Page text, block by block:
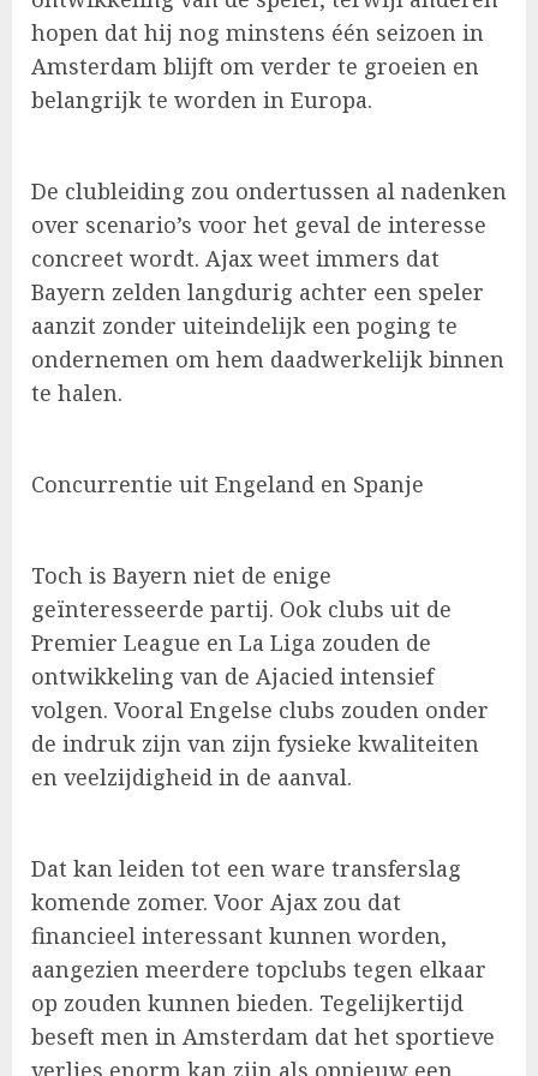
hopen dat hij nog minstens één seizoen in
Amsterdam blijft om verder te groeien en
belangrijk te worden in Europa.
De clubleiding zou ondertussen al nadenken
over scenario’s voor het geval de interesse
concreet wordt. Ajax weet immers dat
Bayern zelden langdurig achter een speler
aanzit zonder uiteindelijk een poging te
ondernemen om hem daadwerkelijk binnen
te halen.
Concurrentie uit Engeland en Spanje
Toch is Bayern niet de enige
geïnteresseerde partij. Ook clubs uit de
Premier League en La Liga zouden de
ontwikkeling van de Ajacied intensief
volgen. Vooral Engelse clubs zouden onder
de indruk zijn van zijn fysieke kwaliteiten
en veelzijdigheid in de aanval.
Dat kan leiden tot een ware transferslag
komende zomer. Voor Ajax zou dat
financieel interessant kunnen worden,
aangezien meerdere topclubs tegen elkaar
op zouden kunnen bieden. Tegelijkertijd
beseft men in Amsterdam dat het sportieve
verlies enorm kan zijn als opnieuw een